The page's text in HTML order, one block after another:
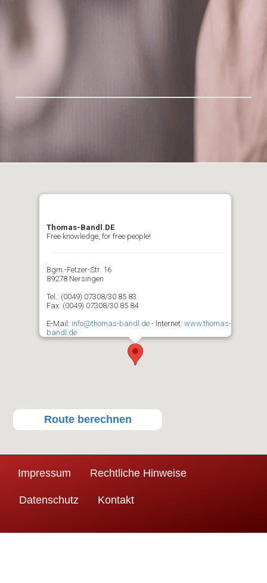
Thomas-Bandl.DE
Free knowledge, for free people!
Bgm.-Fetzer-Str. 16
89278 Nersingen
Tel.: (0049) 07308/30 85 83
Fax: (0049) 07308/30 85 84
E-Mail: info@thomas-bandl.de - Internet: www.thomas-
bandl.de
Route berechnen
Impressum Rechtliche Hinweise
Datenschutz Kontakt